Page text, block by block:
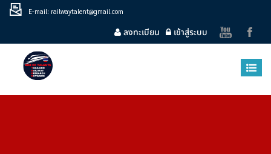
E-mail: railwaytalent@gmail.com
เข้าสู่ระบบ
ลงทะเบียน